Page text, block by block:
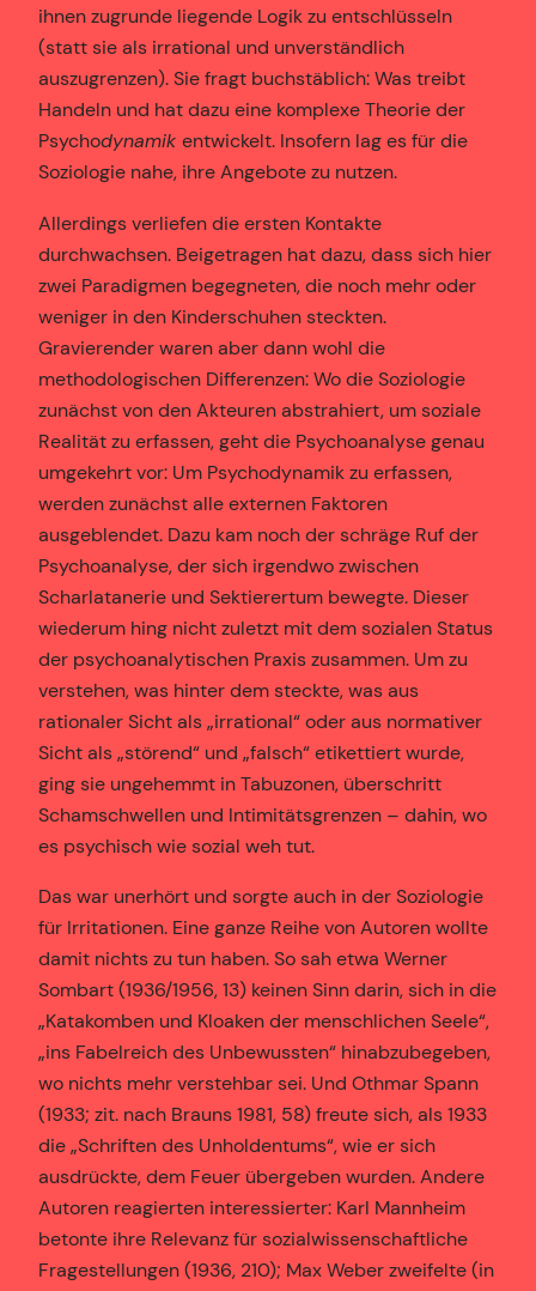
ihnen zugrunde liegende Logik zu entschlüsseln
(statt sie als irrational und unverständlich
auszugrenzen). Sie fragt buchstäblich: Was treibt
Handeln und hat dazu eine komplexe Theorie der
Psychodynamik entwickelt. Insofern lag es für die
Soziologie nahe, ihre Angebote zu nutzen.
Allerdings verliefen die ersten Kontakte
durchwachsen. Beigetragen hat dazu, dass sich hier
zwei Paradigmen begegneten, die noch mehr oder
weniger in den Kinderschuhen steckten.
Gravierender waren aber dann wohl die
methodologischen Differenzen: Wo die Soziologie
zunächst von den Akteuren abstrahiert, um soziale
Realität zu erfassen, geht die Psychoanalyse genau
umgekehrt vor: Um Psychodynamik zu erfassen,
werden zunächst alle externen Faktoren
ausgeblendet. Dazu kam noch der schräge Ruf der
Psychoanalyse, der sich irgendwo zwischen
Scharlatanerie und Sektierertum bewegte. Dieser
wiederum hing nicht zuletzt mit dem sozialen Status
der psychoanalytischen Praxis zusammen. Um zu
verstehen, was hinter dem steckte, was aus
rationaler Sicht als „irrational“ oder aus normativer
Sicht als „störend“ und „falsch“ etikettiert wurde,
ging sie ungehemmt in Tabuzonen, überschritt
Schamschwellen und Intimitätsgrenzen – dahin, wo
es psychisch wie sozial weh tut.
Das war unerhört und sorgte auch in der Soziologie
für Irritationen. Eine ganze Reihe von Autoren wollte
damit nichts zu tun haben. So sah etwa Werner
Sombart (1936/1956, 13) keinen Sinn darin, sich in die
„Katakomben und Kloaken der menschlichen Seele“,
„ins Fabelreich des Unbewussten“ hinabzubegeben,
wo nichts mehr verstehbar sei. Und Othmar Spann
(1933; zit. nach Brauns 1981, 58) freute sich, als 1933
die „Schriften des Unholdentums“, wie er sich
ausdrückte, dem Feuer übergeben wurden. Andere
Autoren reagierten interessierter: Karl Mannheim
betonte ihre Relevanz für sozialwissenschaftliche
Fragestellungen (1936, 210); Max Weber zweifelte (in